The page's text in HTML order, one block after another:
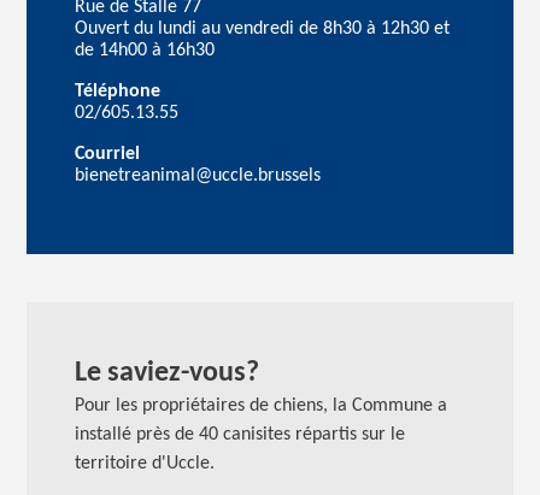
Rue de Stalle 77
Ouvert du lundi au vendredi de 8h30 à 12h30 et
de 14h00 à 16h30
Téléphone
02/605.13.55
Courriel
bienetreanimal@uccle.brussels
Le saviez-vous?
Pour les propriétaires de chiens, la Commune a
installé près de 40 canisites répartis sur le
territoire d'Uccle.